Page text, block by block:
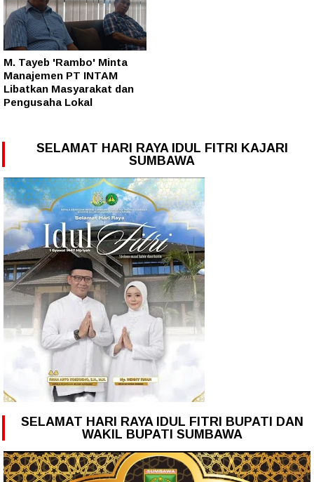
M. Tayeb 'Rambo' Minta
Manajemen PT INTAM
Libatkan Masyarakat dan
Pengusaha Lokal
SELAMAT HARI RAYA IDUL FITRI KAJARI
SUMBAWA
SELAMAT HARI RAYA IDUL FITRI BUPATI DAN
WAKIL BUPATI SUMBAWA